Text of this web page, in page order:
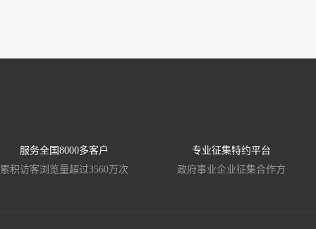
服务全国8000多客户
累积访客浏览量超过3560万次
专业征集特约平台
政府事业企业征集合作方